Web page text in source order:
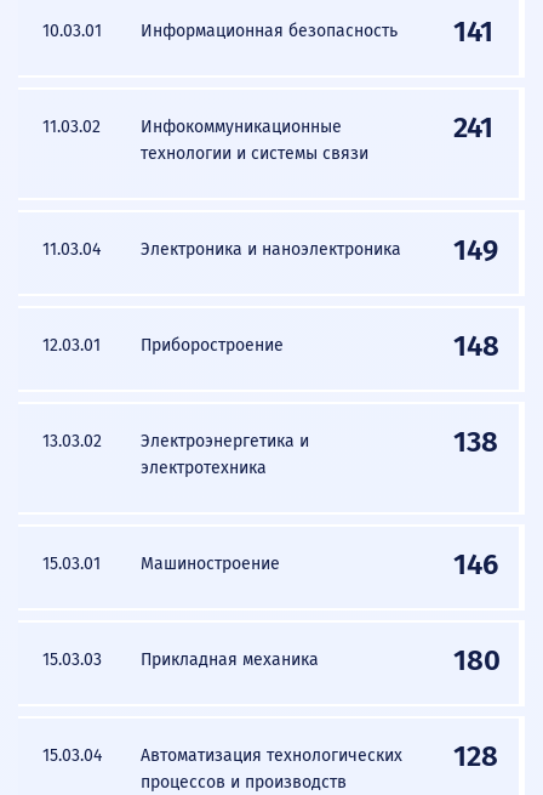
10.03.01 Информационная безопасность 141
11.03.02
Инфокоммуникационные
технологии и системы связи
241
11.03.04 Электроника и наноэлектроника 149
12.03.01 Приборостроение 148
13.03.02
Электроэнергетика и
электротехника
138
15.03.01 Машиностроение 146
15.03.03 Прикладная механика 180
15.03.04
Автоматизация технологических
процессов и производств
128